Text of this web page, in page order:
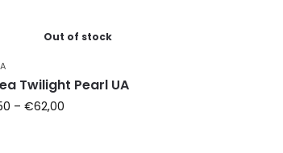
Out of stock
Twilight Pearl UA
–€62,00